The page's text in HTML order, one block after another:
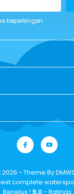
beperkingen
- Theme By
complete
Benelux ! 9,0 - Ratings